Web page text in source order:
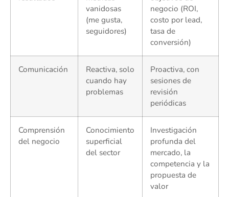
vanidosas
(me gusta,
seguidores)
negocio (ROI,
costo por lead,
tasa de
conversión)
Comunicación
Reactiva, solo
cuando hay
problemas
Proactiva, con
sesiones de
revisión
periódicas
Comprensión
del negocio
Conocimiento
superficial
del sector
Investigación
profunda del
mercado, la
competencia y la
propuesta de
valor